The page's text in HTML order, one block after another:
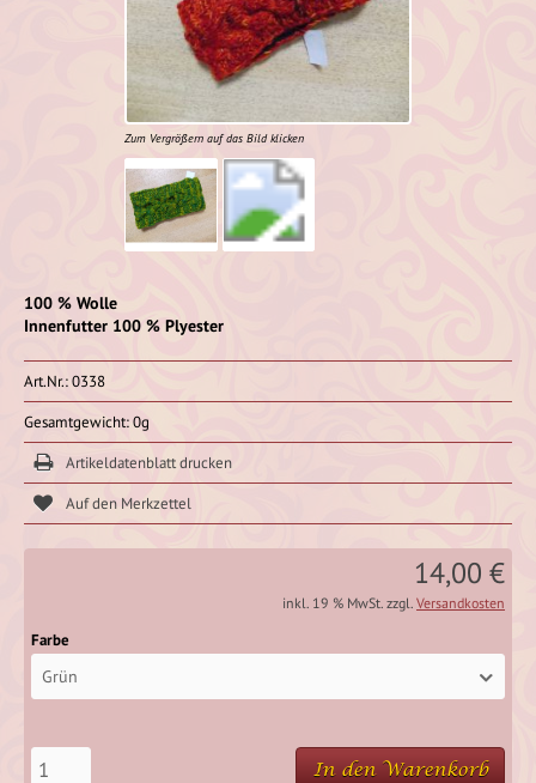
Zum Vergrößern auf das Bild klicken
100 % Wolle
Innenfutter 100 % Plyester
Art.Nr.: 0338
Gesamtgewicht: 0g
Artikeldatenblatt drucken
14,00 €
inkl. 19 % MwSt. zzgl. Versandkosten
Farbe
Grün
In den Warenkorb